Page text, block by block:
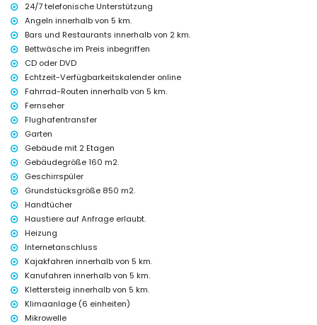
nächstes Ufer oder Küste: Mittelmeer, Jávea (innerhalb von 5
Kilometern von der Villa)
nächster Strand: Cala de la Barraca, Jávea (innerhalb von 5
Kilometern von der Villa)
nächster Hafen: Duanes del Mar, Jávea (innerhalb von 10 Kilometern
nächster Park: La Guardia, Jávea (innerhalb von 5 Kilometern von der
Villa)
nächster Flughafen: Alicante (innerhalb von 100 Kilometern von der
Villa)
zweiter nächster Flughafen: Valencia (> 100 Kilometern)
bitte fragen Sie nach, ob Haustiere erlaubt sind
Die Unterkunft ist sehr geeignet für Familien mit Kindern
Einrichtungen und Dienstleistungen im Mietpreis der Villa
inbegriffen
Internet (WiFi)
Staubsauger und Bügeleisen mit Bügelbrett
Bettwäsche und Handtücher
Empfangsservice und 24-Stunden-Notdienst
Einrichtungen und Dienstleistungen gegen Aufpreis
Flughafenservice
Poolheizung
Kinderbett/-krippe (auf Anfrage)
24/7 telefonische Unterstützung
Angeln innerhalb von 5 km.
Bars und Restaurants innerhalb von 2 km.
Bettwäsche im Preis inbegriffen
CD oder DVD
Echtzeit-Verfügbarkeitskalender online
Fahrrad-Routen innerhalb von 5 km.
Fernseher
Flughafentransfer
Garten
Gebäude mit 2 Etagen
Gebäudegröße 160 m2.
Geschirrspüler
Grundstücksgröße 850 m2.
Handtücher
Haustiere auf Anfrage erlaubt.
Heizung
Internetanschluss
Kajakfahren innerhalb von 5 km.
Kanufahren innerhalb von 5 km.
Klettersteig innerhalb von 5 km.
Klimaanlage (6 einheiten)
Mikrowelle